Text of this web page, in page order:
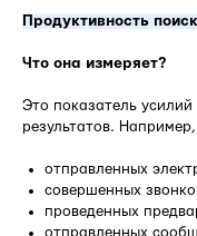
Продуктивность
Что она измеряет?
Это показатель
результатов.
отправленных
совершенных
проведенных
отправленных